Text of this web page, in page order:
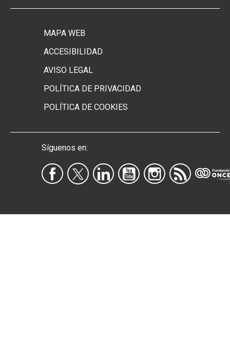
Menú footer secundario
MAPA WEB
ACCESIBILIDAD
AVISO LEGAL
POLÍTICA DE PRIVACIDAD
POLÍTICA DE COOKIES
Síguenos en: